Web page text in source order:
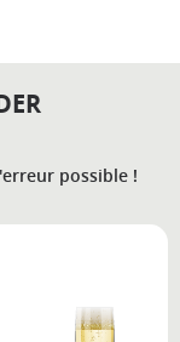
possible !